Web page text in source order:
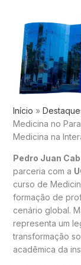
Início
Medicina no
Medicina na
Pedro Juan
parceria com a
curso de
formação de
cenário global.
representa um
transformação
acadêmica da